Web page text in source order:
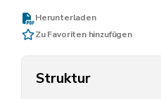
Herunterladen
Zu Favoriten hinzufügen
Struktur